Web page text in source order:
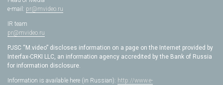
e-mail: pr@mvideo.ru
IR team
pr@mvideo.ru
PJSC “M.video” discloses information on a page on the Internet provided by
Interfax-CRKI LLC, an information agency accredited by the Bank of Russia
for information disclosure.
Information is available here (in Russian): http://www.e-